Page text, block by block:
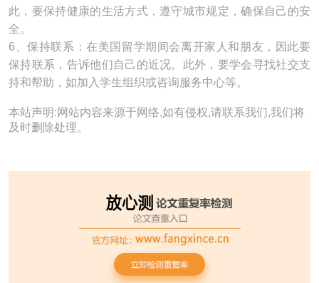
此，要保持健康的生活方式，遵守城市规定，确保自己的安
全。
6、保持联系：在美国留学期间会离开家人和朋友，因此要
保持联系，告诉他们自己的近况。此外，要学会寻找社交支
持和帮助，如加入学生组织或咨询服务中心等。
本站声明:网站内容来源于网络,如有侵权,请联系我们,我们将
及时删除处理。